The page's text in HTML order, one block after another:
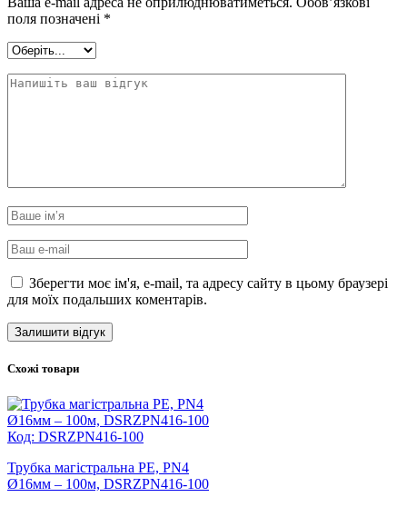
поля позначені *
Зберегти моє ім'я, e-mail, та адресу сайту в цьому браузері
для моїх подальших коментарів.
Схожі товари
Код: DSRZPN416-100
Трубка магістральна PE, PN4
Ø16мм – 100м, DSRZPN416-100